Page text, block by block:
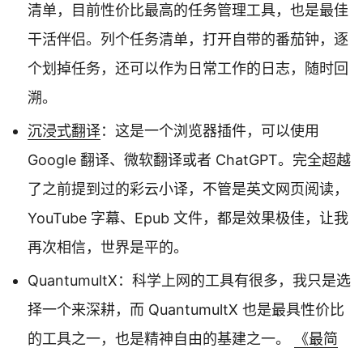
清单，目前性价比最高的任务管理工具，也是最佳
干活伴侣。列个任务清单，打开自带的番茄钟，逐
个划掉任务，还可以作为日常工作的日志，随时回
溯。
沉浸式翻译：这是一个浏览器插件，可以使用
Google 翻译、微软翻译或者 ChatGPT。完全超越
了之前提到过的彩云小译，不管是英文网页阅读，
YouTube 字幕、Epub 文件，都是效果极佳，让我
再次相信，世界是平的。
QuantumultX：科学上网的工具有很多，我只是选
择一个来深耕，而 QuantumultX 也是最具性价比
的工具之一，也是精神自由的基建之一。
《最简